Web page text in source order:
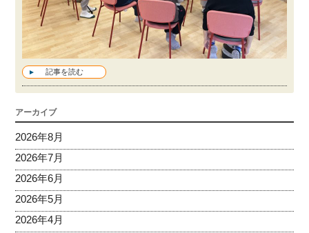
記事を読む
アーカイブ
2026年8月
2026年7月
2026年6月
2026年5月
2026年4月